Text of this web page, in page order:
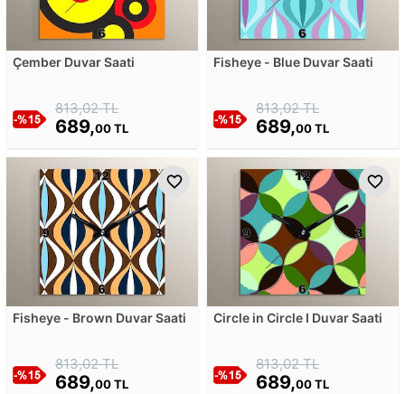
Çember Duvar Saati
813,02 TL
689,00 TL
Fisheye - Blue Duvar Saati
813,02 TL
689,00 TL
Fisheye - Brown Duvar Saati
813,02 TL
689,00 TL
Circle in Circle I Duvar Saati
813,02 TL
689,00 TL